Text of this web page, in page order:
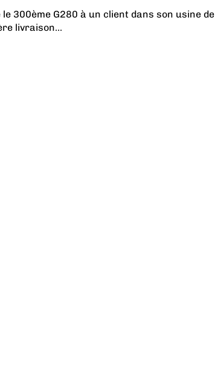
300ème G280 à un client dans son usine de
livraison...